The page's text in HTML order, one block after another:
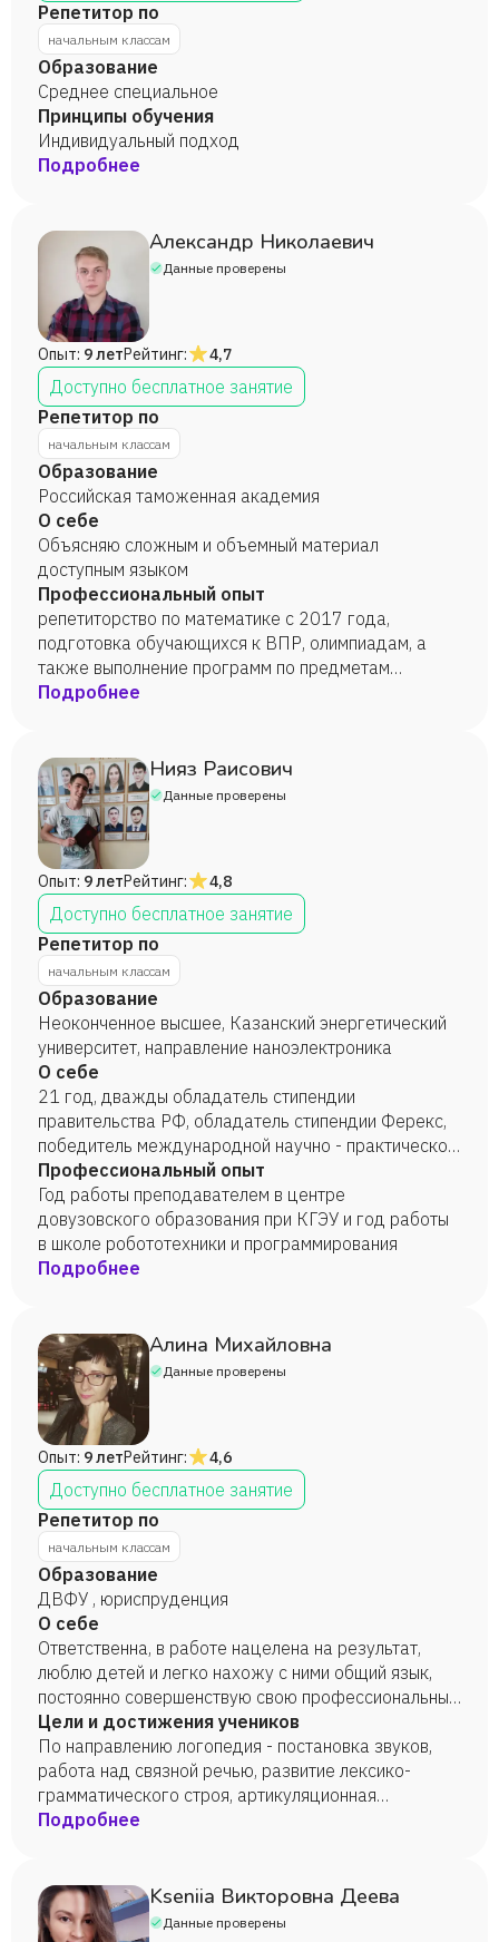
Репетитор по
начальным классам
Образование
Среднее специальное
Принципы обучения
Индивидуальный подход
Подробнее
Александр Николаевич
Данные проверены
Опыт: 9 летРейтинг: 4,7
Доступно бесплатное занятие
Репетитор по
начальным классам
Образование
Российская таможенная академия
О себе
Объясняю сложным и объемный материал
доступным языком
Профессиональный опыт
репетиторство по математике с 2017 года,
подготовка обучающихся к ВПР, олимпиадам, а
также выполнение программ по предметам
начальной школы
Подробнее
Нияз Раисович
Данные проверены
Опыт: 9 летРейтинг: 4,8
Доступно бесплатное занятие
Репетитор по
начальным классам
Образование
Неоконченное высшее, Казанский энергетический
университет, направление наноэлектроника
О себе
21 год, дважды обладатель стипендии
правительства РФ, обладатель стипендии Ферекс,
победитель международной научно - практической
конференции "Тинчуринские чтения - 2020:
Энергетика и цифровая трансформация". Веду
научную деятельность в области программирования
и микропроцессорной техники. Являюсь автором
нескольких статей в рецензируемых научных
Профессиональный опыт
Год работы преподавателем в центре
довузовского образования при КГЭУ и год работы
в школе робототехники и программирования
Подробнее
Алина Михайловна
Данные проверены
Опыт: 9 летРейтинг: 4,6
Доступно бесплатное занятие
Репетитор по
начальным классам
Образование
ДВФУ , юриспруденция
О себе
Ответственна, в работе нацелена на результат,
люблю детей и легко нахожу с ними общий язык,
постоянно совершенствую свою профессиональные
навыки, открыта ко всему новому.
Цели и достижения учеников
По направлению логопедия - постановка звуков,
работа над связной речью, развитие лексико-
грамматического строя, артикуляционная
гимнастика. Подготовка к школе - развитие логики,
Подробнее
Kseniia Викторовна Деева
Данные проверены